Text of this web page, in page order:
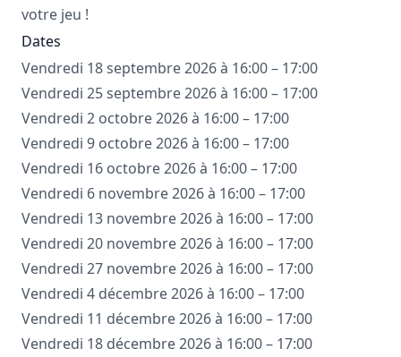
votre jeu !
Dates
Vendredi 18 septembre 2026 à 16:00 – 17:00
Vendredi 25 septembre 2026 à 16:00 – 17:00
Vendredi 2 octobre 2026 à 16:00 – 17:00
Vendredi 9 octobre 2026 à 16:00 – 17:00
Vendredi 16 octobre 2026 à 16:00 – 17:00
Vendredi 6 novembre 2026 à 16:00 – 17:00
Vendredi 13 novembre 2026 à 16:00 – 17:00
Vendredi 20 novembre 2026 à 16:00 – 17:00
Vendredi 27 novembre 2026 à 16:00 – 17:00
Vendredi 4 décembre 2026 à 16:00 – 17:00
Vendredi 11 décembre 2026 à 16:00 – 17:00
Vendredi 18 décembre 2026 à 16:00 – 17:00